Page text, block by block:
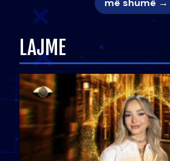
më shumë →
LAJME